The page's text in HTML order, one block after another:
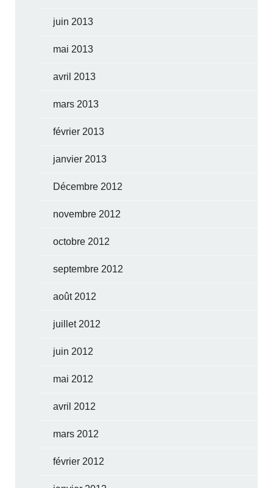
juin 2013
mai 2013
avril 2013
mars 2013
février 2013
janvier 2013
Décembre 2012
novembre 2012
octobre 2012
septembre 2012
août 2012
juillet 2012
juin 2012
mai 2012
avril 2012
mars 2012
février 2012